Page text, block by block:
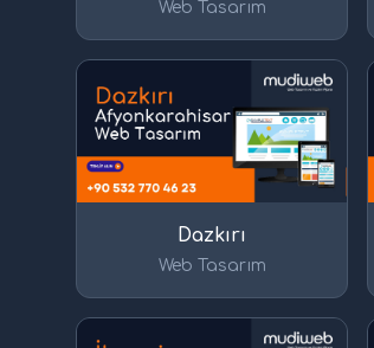
Web Tasarım
Dazkırı
Web Tasarım